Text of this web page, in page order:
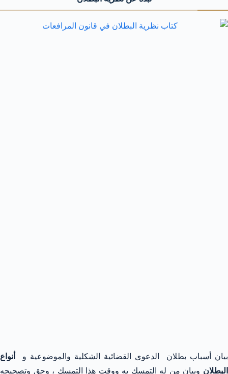
بيان أسباب بطلان الدعوى القضائية الشكلية والموضوعية و
أنواع
البطلان وبيان من له التمسك به ووقت هذا التمسك ، وحق وتصحيحه